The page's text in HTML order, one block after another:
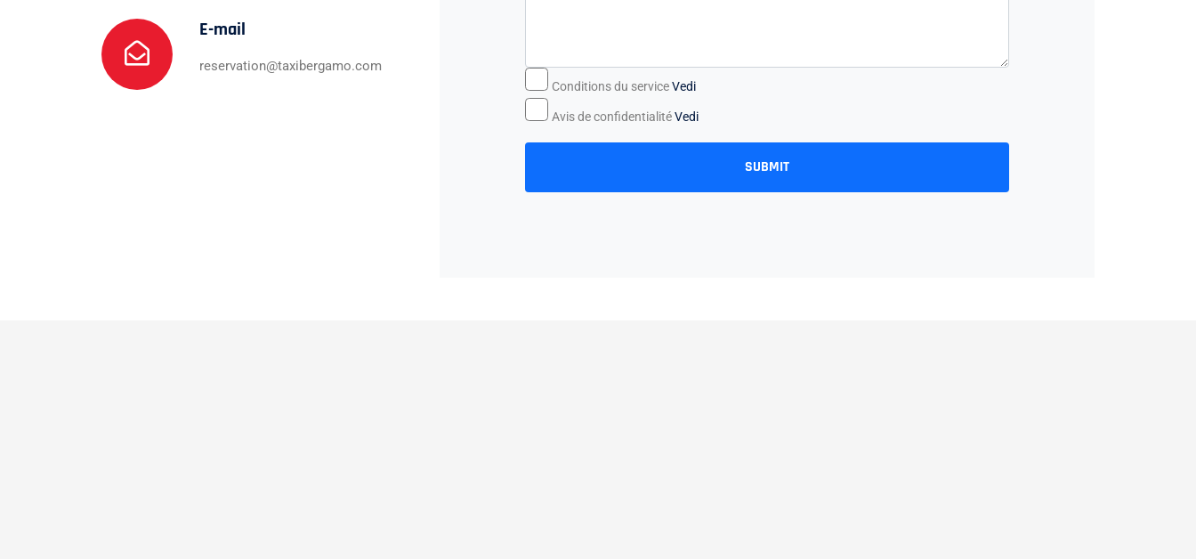
E-mail
reservation@taxibergamo.com
Conditions du serviceVedi
Avis de confidentialitéVedi
SUBMIT